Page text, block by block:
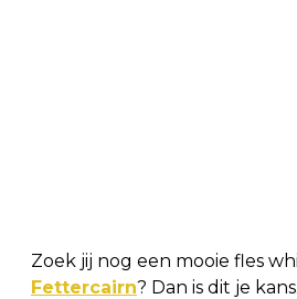
Zoek jij nog een mooie fles
Fettercairn? Dan is dit je